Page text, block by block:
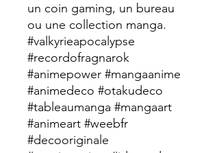
un coin gaming, un bureau
ou une collection manga.
#valkyrieapocalypse
#recordofragnarok
#animepower #mangaanime
#animedeco #otakudeco
#tableaumanga #mangaart
#animeart #weebfr
#decooriginale